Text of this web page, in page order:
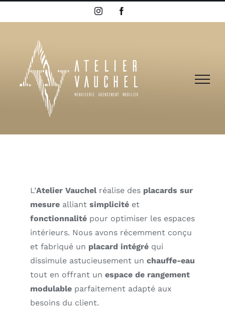
au
Instagram
L’Atelier Vauchel réalise des placards sur
mesure alliant simplicité et
fonctionnalité pour optimiser les espaces
intérieurs. Nous avons récemment conçu
et fabriqué un placard intégré qui
dissimule astucieusement un chauffe-eau
tout en offrant un espace de rangement
modulable parfaitement adapté aux
besoins du client.